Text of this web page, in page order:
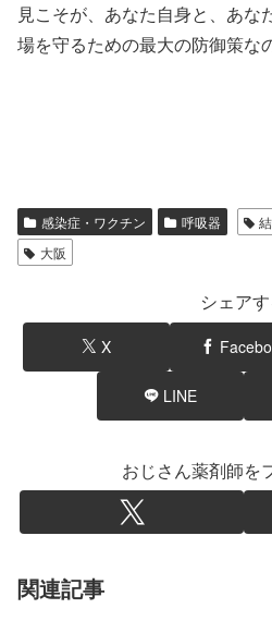
見こそが、あなた自身と、あな
場を守るための最大の防御策な
感染症・ワクチン 呼吸器
大阪
シェア
X
LINE
おじさん薬剤師を
関連記事